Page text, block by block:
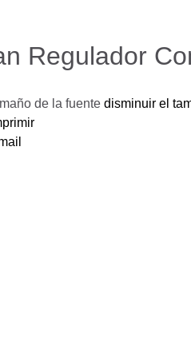
Regulador
de la fuente disminuir el